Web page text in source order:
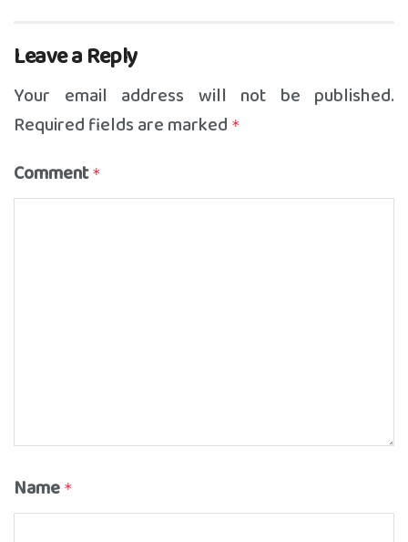
Leave a Reply
Your email address will not be published.
Required fields are marked *
Comment *
Name *